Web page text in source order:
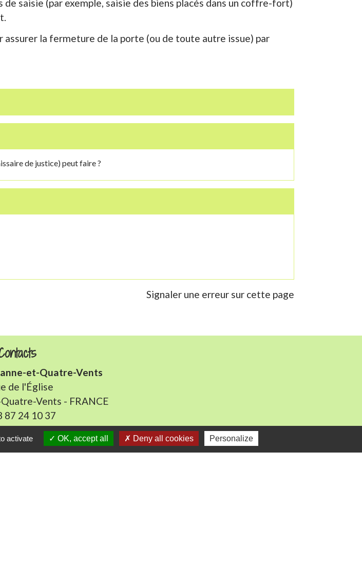
saisie (par exemple, saisie des biens placés dans un coffre-fort)
la fermeture de la porte (ou de toute autre issue) par
de justice) peut faire ?
Signaler une erreur sur cette page
et-Quatre-Vents
de l'Église
Vents - FRANCE
87 24 10 37
en mairie :
12h et de 16h à 19h
activate OK, accept all Deny all cookies Personalize